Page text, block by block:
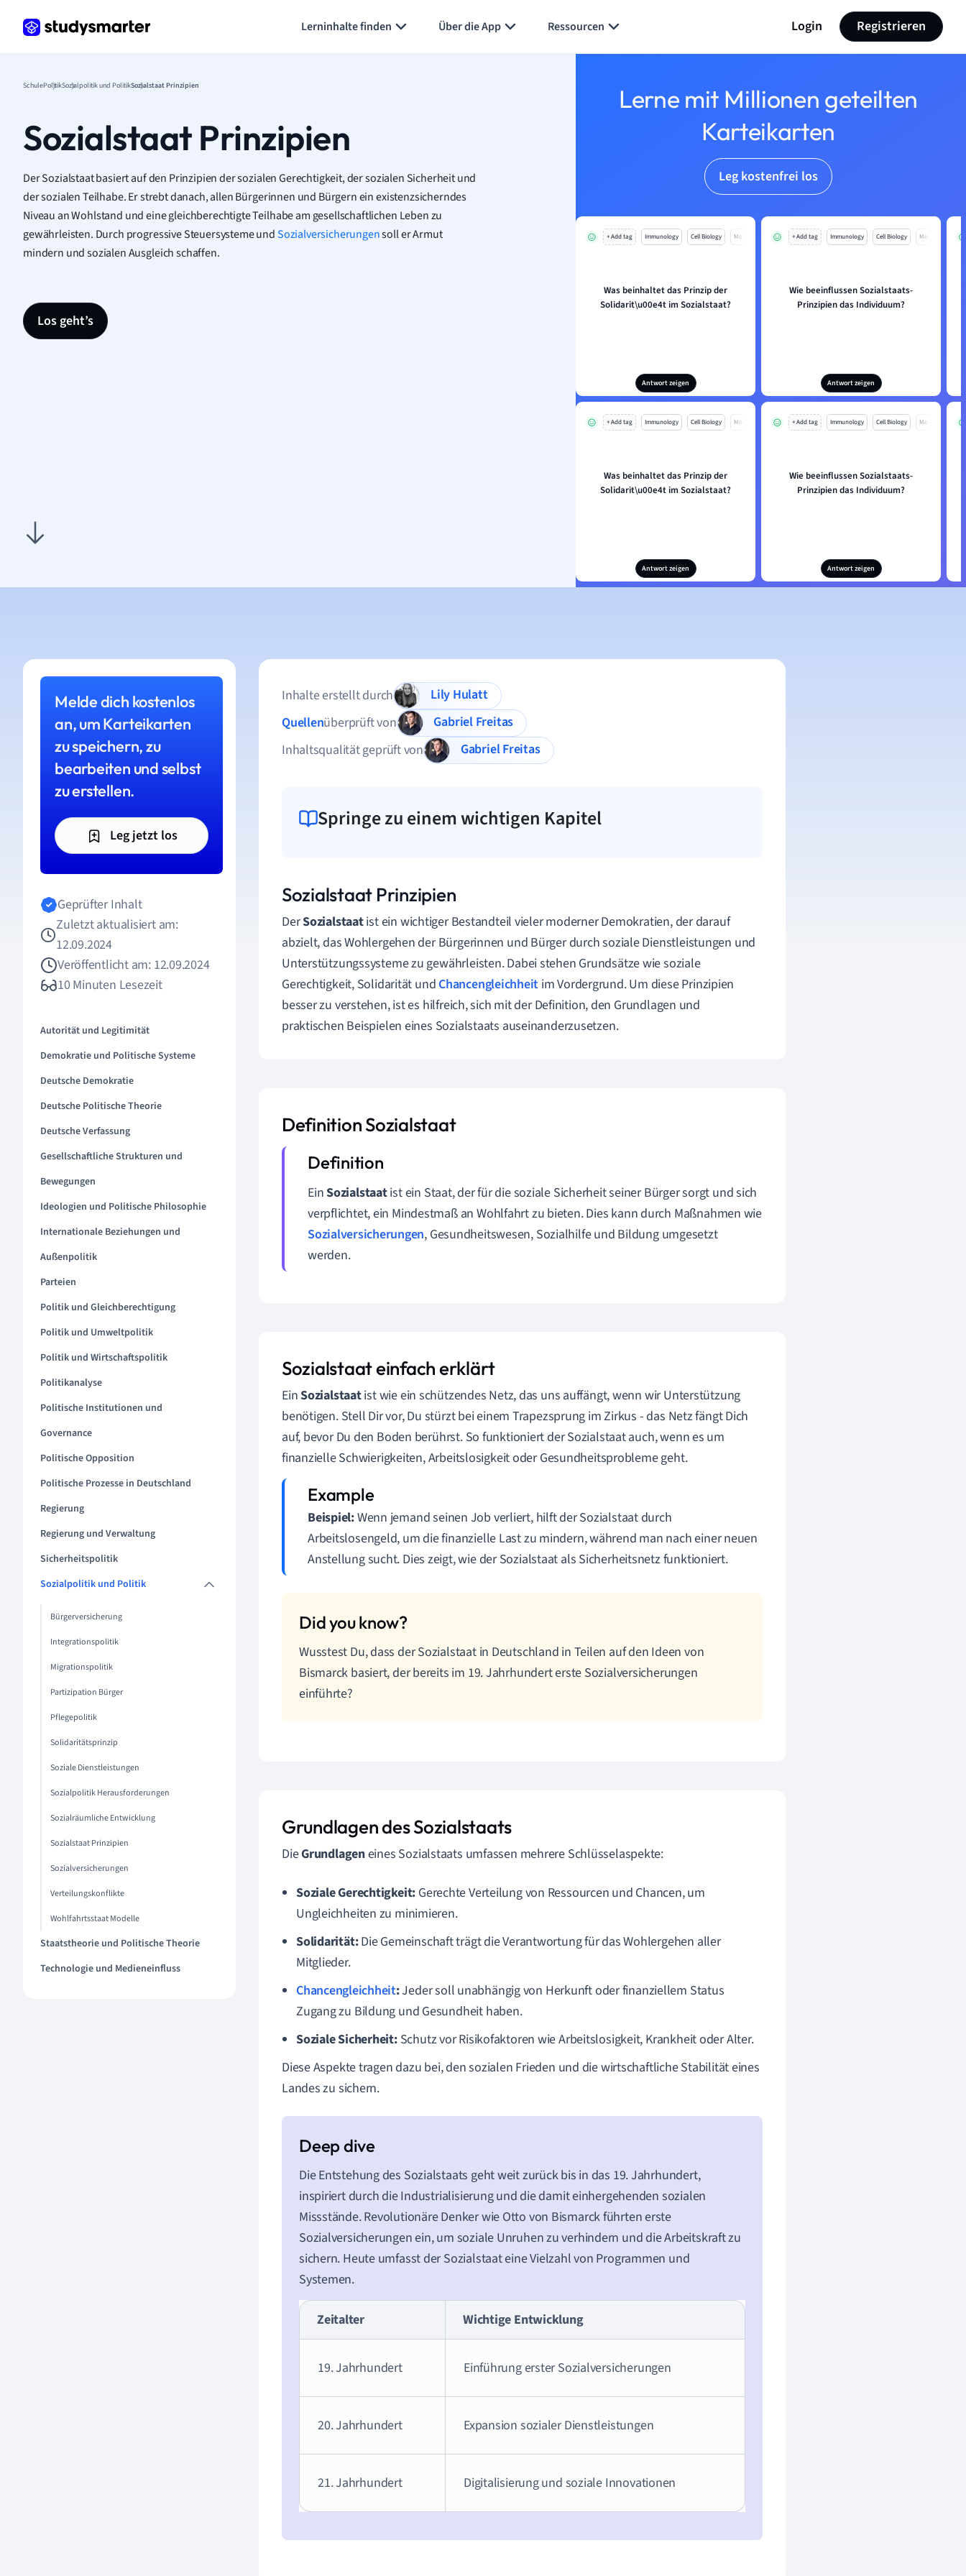
Lerninhalte finden Über die App Ressourcen Login Registrieren
SchulePolitikSozialpolitik und PolitikSozialstaat Prinzipien
Sozialstaat Prinzipien
Der Sozialstaat basiert auf den Prinzipien der sozialen Gerechtigkeit, der sozialen Sicherheit und
der sozialen Teilhabe. Er strebt danach, allen Bürgerinnen und Bürgern ein existenzsicherndes
Niveau an Wohlstand und eine gleichberechtigte Teilhabe am gesellschaftlichen Leben zu
gewährleisten. Durch progressive Steuersysteme undSozialversicherungensoll er Armut
mindern und sozialen Ausgleich schaffen.
Los geht’s
Lerne mit Millionen geteilten
Karteikarten
Leg kostenfrei los
+ Add tag Immunology Cell Biology Mo
Was beinhaltet das Prinzip der
Solidarit\u00e4t im Sozialstaat?
Antwort zeigen
+ Add tag Immunology Cell Biology Mo
Wie beeinflussen Sozialstaats-
Prinzipien das Individuum?
Antwort zeigen
+ Add tag Immunology Cell Biology Mo
Was beinhaltet das Prinzip der
Solidarit\u00e4t im Sozialstaat?
Antwort zeigen
+ Add tag Immunology Cell Biology Mo
Wie beeinflussen Sozialstaats-
Prinzipien das Individuum?
Antwort zeigen
Melde dich kostenlos
an, um Karteikarten
zu speichern, zu
bearbeiten und selbst
zu erstellen.
Leg jetzt los
Geprüfter Inhalt
Zuletzt aktualisiert am:
12.09.2024
Veröffentlicht am: 12.09.2024
10 Minuten Lesezeit
Autorität und Legitimität
Demokratie und Politische Systeme
Deutsche Demokratie
Deutsche Politische Theorie
Deutsche Verfassung
Gesellschaftliche Strukturen und
Bewegungen
Ideologien und Politische Philosophie
Internationale Beziehungen und
Außenpolitik
Parteien
Politik und Gleichberechtigung
Politik und Umweltpolitik
Politik und Wirtschaftspolitik
Politikanalyse
Politische Institutionen und
Governance
Politische Opposition
Politische Prozesse in Deutschland
Regierung
Regierung und Verwaltung
Sicherheitspolitik
Sozialpolitik und Politik
Bürgerversicherung
Integrationspolitik
Migrationspolitik
Partizipation Bürger
Pflegepolitik
Solidaritätsprinzip
Soziale Dienstleistungen
Sozialpolitik Herausforderungen
Sozialräumliche Entwicklung
Sozialstaat Prinzipien
Sozialversicherungen
Verteilungskonflikte
Wohlfahrtsstaat Modelle
Staatstheorie und Politische Theorie
Technologie und Medieneinfluss
Inhalte erstellt durch
Lily Hulatt
Quellenüberprüft von
Gabriel Freitas
Inhaltsqualität geprüft von
Gabriel Freitas
Springe zu einem wichtigen Kapitel
Sozialstaat Prinzipien
DerSozialstaatist ein wichtiger Bestandteil vieler moderner Demokratien, der darauf
abzielt, das Wohlergehen der Bürgerinnen und Bürger durch soziale Dienstleistungen und
Unterstützungssysteme zu gewährleisten. Dabei stehen Grundsätze wie soziale
Gerechtigkeit, Solidarität und Chancengleichheit im Vordergrund. Um diese Prinzipien
besser zu verstehen, ist es hilfreich, sich mit der Definition, den Grundlagen und
praktischen Beispielen eines Sozialstaats auseinanderzusetzen.
Definition Sozialstaat
EinSozialstaatist ein Staat, der für die soziale Sicherheit seiner Bürger sorgt und sich
verpflichtet, ein Mindestmaß an Wohlfahrt zu bieten. Dies kann durch Maßnahmen wie
Sozialversicherungen, Gesundheitswesen, Sozialhilfe und Bildung umgesetzt
werden.
Sozialstaat einfach erklärt
EinSozialstaatist wie ein schützendes Netz, das uns auffängt, wenn wir Unterstützung
benötigen. Stell Dir vor, Du stürzt bei einem Trapezsprung im Zirkus - das Netz fängt Dich
auf, bevor Du den Boden berührst. So funktioniert der Sozialstaat auch, wenn es um
finanzielle Schwierigkeiten, Arbeitslosigkeit oder Gesundheitsprobleme geht.
Beispiel:Wenn jemand seinen Job verliert, hilft der Sozialstaat durch
Arbeitslosengeld, um die finanzielle Last zu mindern, während man nach einer neuen
Anstellung sucht. Dies zeigt, wie der Sozialstaat als Sicherheitsnetz funktioniert.
Wusstest Du, dass der Sozialstaat in Deutschland in Teilen auf den Ideen von
Bismarck basiert, der bereits im 19. Jahrhundert erste Sozialversicherungen
einführte?
Grundlagen des Sozialstaats
DieGrundlageneines Sozialstaats umfassen mehrere Schlüsselaspekte:
Soziale Gerechtigkeit: Gerechte Verteilung von Ressourcen und Chancen, um
Ungleichheiten zu minimieren.
Solidarität:Die Gemeinschaft trägt die Verantwortung für das Wohlergehen aller
Mitglieder.
Chancengleichheit:Jeder soll unabhängig von Herkunft oder finanziellem Status
Zugang zu Bildung und Gesundheit haben.
Soziale Sicherheit:Schutz vor Risikofaktoren wie Arbeitslosigkeit, Krankheit oder Alter.
Diese Aspekte tragen dazu bei, den sozialen Frieden und die wirtschaftliche Stabilität eines
Landes zu sichern.
Die Entstehung des Sozialstaats geht weit zurück bis in das 19. Jahrhundert,
inspiriert durch die Industrialisierung und die damit einhergehenden sozialen
Missstände. Revolutionäre Denker wie Otto von Bismarck führten erste
Sozialversicherungen ein, um soziale Unruhen zu verhindern und die Arbeitskraft zu
sichern. Heute umfasst der Sozialstaat eine Vielzahl von Programmen und
Systemen.
Zeitalter Wichtige Entwicklung
19. Jahrhundert Einführung erster Sozialversicherungen
20. Jahrhundert Expansion sozialer Dienstleistungen
21. Jahrhundert Digitalisierung und soziale Innovationen